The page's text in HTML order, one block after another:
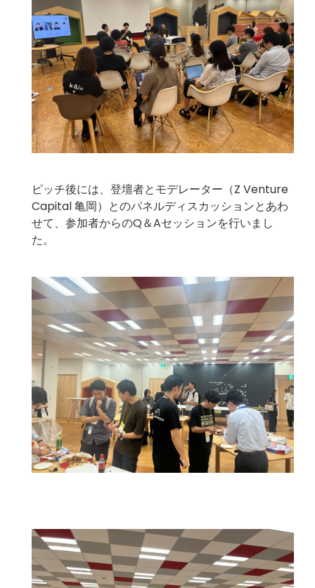
ピッチ後には、登壇者とモデレーター（Z Venture
Capital 亀岡）とのパネルディスカッションとあわ
せて、参加者からのQ＆Aセッションを行いまし
た。